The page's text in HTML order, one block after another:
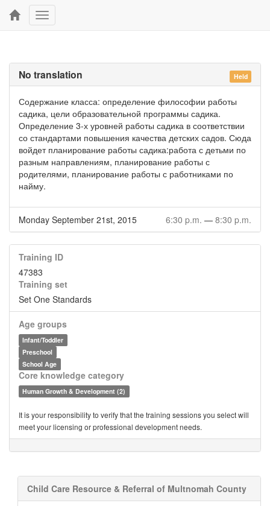
Toggle
navigation
Held
No translation
Содержание класса: определение философии работы
садика, цели образовательной программы садика.
Определение 3-х уровней работы садика в соответствии
со стандартами повышения качества детских садов. Сюда
войдет планирование работы садика:работа с детьми по
разным направлениям, планирование работы с
родителями, планирование работы с работниками по
найму.
Monday September 21st, 2015 6:30 p.m. — 8:30 p.m.
Training ID
47383
Training set
Set One Standards
Age groups
Infant/Toddler
Preschool
School Age
Core knowledge category
Human Growth & Development (2)
It is your responsibility to verify that the training sessions you select will
meet your licensing or professional development needs.
Child Care Resource & Referral of Multnomah County